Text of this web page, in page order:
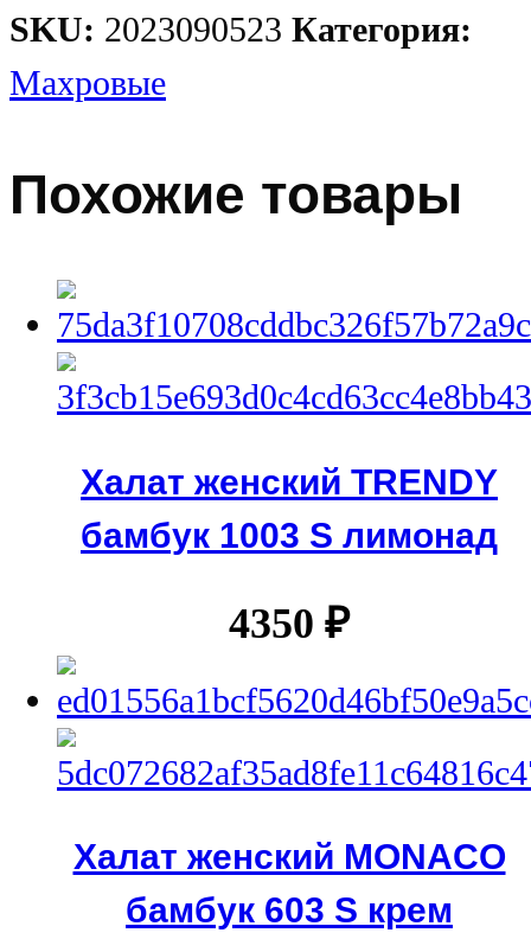
SKU: 2023090523 Категория:
Махровые
Похожие товары
Халат женский TRENDY
бамбук 1003 S лимонад
4350 ₽
Халат женский MONACO
бамбук 603 S крем